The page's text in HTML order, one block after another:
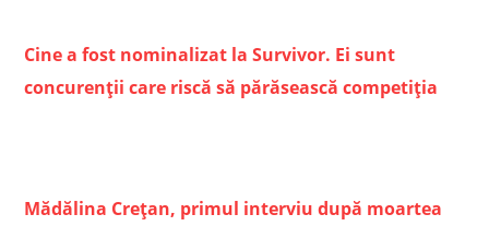
Cine a fost nominalizat la Survivor. Ei sunt
concurenții care riscă să părăsească competiția
Mădălina Crețan, primul interviu după moartea